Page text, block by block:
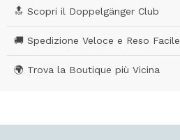
🔝 Scopri il Doppelgänger Club
🚚 Spedizione Veloce e Reso Facile
🌍 Trova la Boutique più Vicina